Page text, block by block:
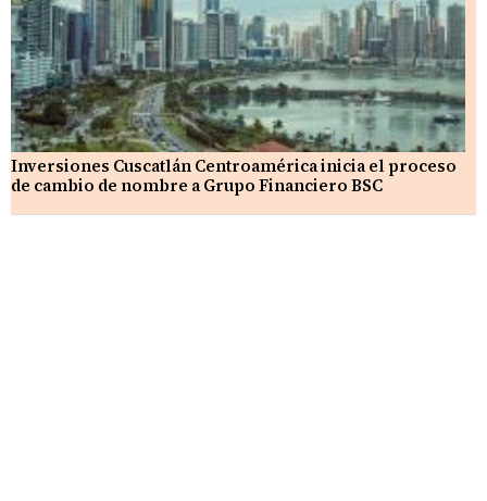
Inversiones Cuscatlán Centroamérica inicia el proceso
de cambio de nombre a Grupo Financiero BSC